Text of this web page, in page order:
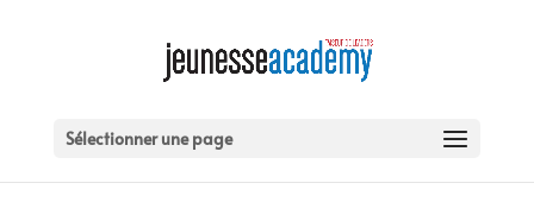
Sélectionner une page